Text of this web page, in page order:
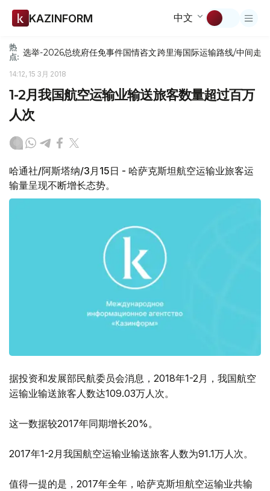
KAZINFORM 中文
热
点: 选举-2026总统府任免事件国情咨文跨里海国际运输路线/中间走廊
14:12, 15 3月 2018
1-2月我国航空运输业输送旅客数量超过百万
人次
哈通社/阿斯塔纳/3月15日 - 哈萨克斯坦航空运输业旅客运
输量呈现不断增长态势。
据投资和发展部民航委员会消息，2018年1-2月，我国航空
运输业输送旅客人数达109.03万人次。
这一数据较2017年同期增长20%。
2017年1-2月我国航空运输业输送旅客人数为91.1万人次。
值得一提的是，2017年全年，哈萨克斯坦航空运输业共输